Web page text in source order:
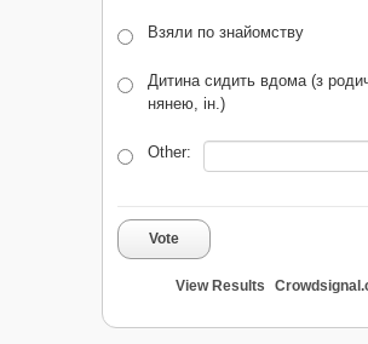
Взяли по знайомству
Дитина сидить вдома (з
нянею, ін.)
Other:
Vote
View Results